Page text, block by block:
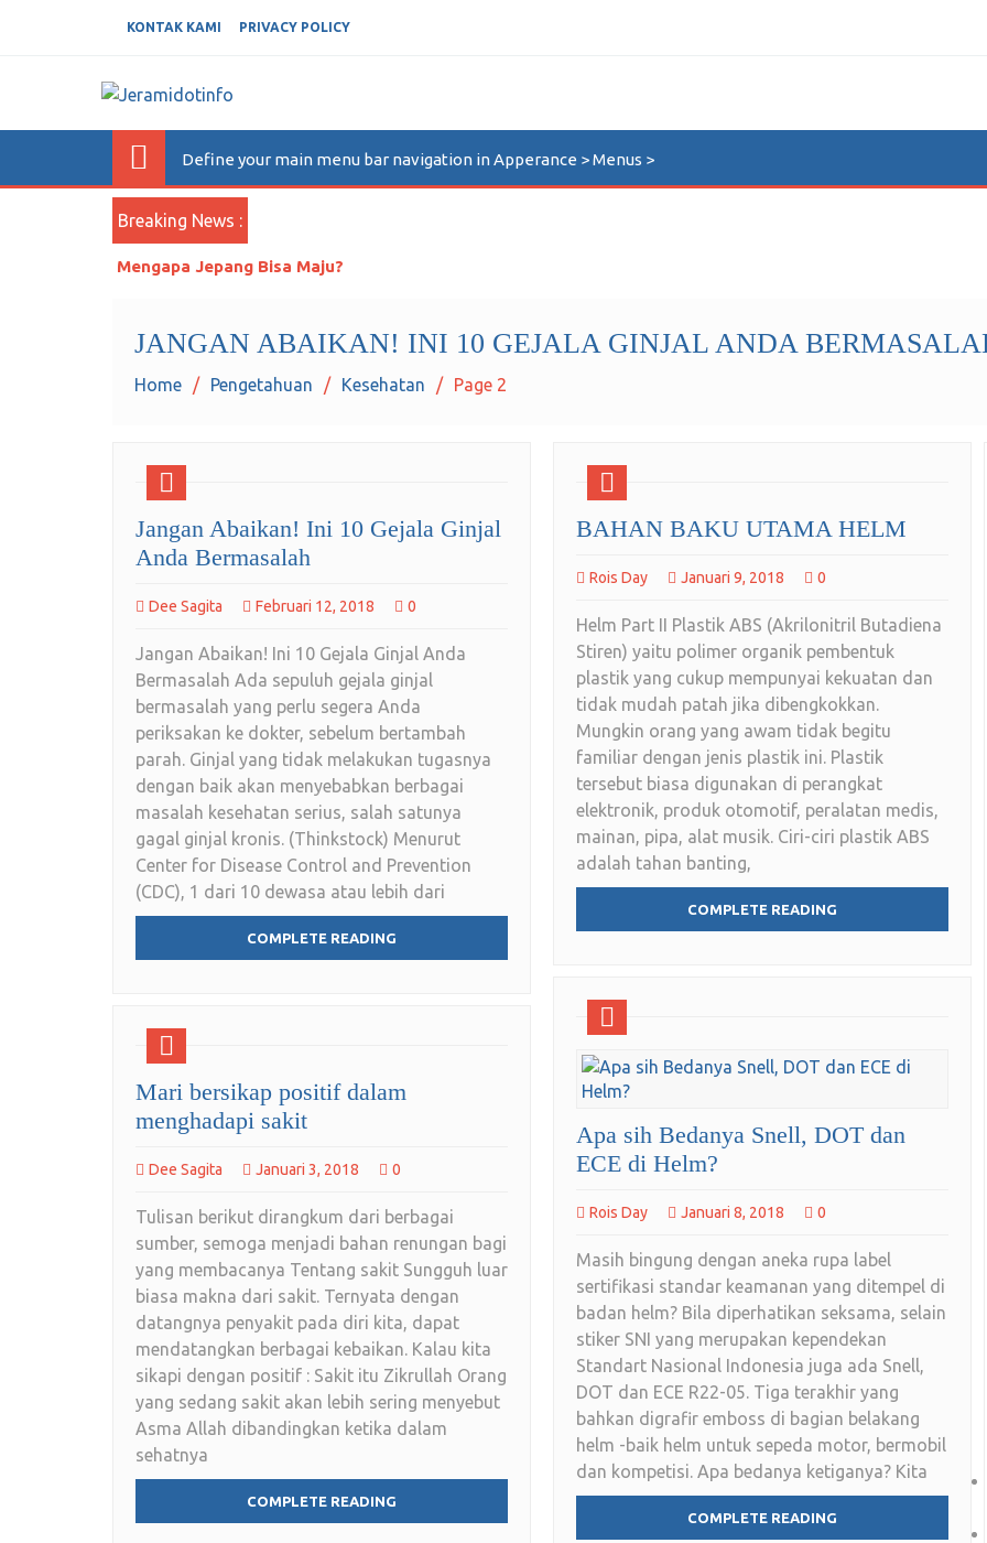
KONTAK KAMI PRIVACY POLICY
Define your main menu bar navigation in Apperance > Menus >
Breaking News :
Andai Aku Mati Malam Ini
JANGAN ABAIKAN! INI 10 GEJALA GINJAL ANDA
Home Pengetahuan Kesehatan Page 2
Jangan Abaikan! Ini 10 Gejala Ginjal
Anda Bermasalah
Dee Sagita Februari 12, 2018 0
Jangan Abaikan! Ini 10 Gejala Ginjal Anda
Bermasalah Ada sepuluh gejala ginjal
bermasalah yang perlu segera Anda
periksakan ke dokter, sebelum bertambah
parah. Ginjal yang tidak melakukan tugasnya
dengan baik akan menyebabkan berbagai
masalah kesehatan serius, salah satunya
gagal ginjal kronis. (Thinkstock) Menurut
Center for Disease Control and Prevention
(CDC), 1 dari 10 dewasa atau lebih dari
COMPLETE READING
BAHAN BAKU UTAMA HELM
Rois Day Januari 9, 2018 0
Helm Part II Plastik ABS (Akrilonitril Butadiena
Stiren) yaitu polimer organik pembentuk
plastik yang cukup mempunyai kekuatan dan
tidak mudah patah jika dibengkokkan.
Mungkin orang yang awam tidak begitu
familiar dengan jenis plastik ini. Plastik
tersebut biasa digunakan di perangkat
elektronik, produk otomotif, peralatan medis,
mainan, pipa, alat musik. Ciri-ciri plastik ABS
adalah tahan banting,
COMPLETE READING
Apa sih Bedanya Snell, DOT dan
ECE di Helm?
Rois Day Januari 8, 2018 0
Masih bingung dengan aneka rupa label
sertifikasi standar keamanan yang ditempel di
badan helm? Bila diperhatikan seksama, selain
stiker SNI yang merupakan kependekan
Standart Nasional Indonesia juga ada Snell,
DOT dan ECE R22-05. Tiga terakhir yang
bahkan digrafir emboss di bagian belakang
helm -baik helm untuk sepeda motor, bermobil
dan kompetisi. Apa bedanya ketiganya? Kita
COMPLETE READING
Mari bersikap positif dalam
menghadapi sakit
Dee Sagita Januari 3, 2018 0
Tulisan berikut dirangkum dari berbagai
sumber, semoga menjadi bahan renungan bagi
yang membacanya Tentang sakit Sungguh luar
biasa makna dari sakit. Ternyata dengan
datangnya penyakit pada diri kita, dapat
mendatangkan berbagai kebaikan. Kalau kita
sikapi dengan positif : Sakit itu Zikrullah Orang
yang sedang sakit akan lebih sering menyebut
Asma Allah dibandingkan ketika dalam
sehatnya
COMPLETE READING